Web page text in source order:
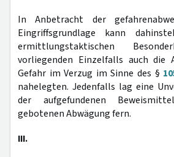
In Anbetracht der
Eingriffsgrundlage kann
ermittlungstaktischen
vorliegenden Einzelfalls auch die
Gefahr im Verzug im Sinne des §
nahelegten. Jedenfalls lag eine
der aufgefundenen
gebotenen Abwägung fern.
III.